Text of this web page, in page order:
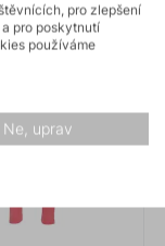
pro zlepšení
pro poskytnutí
používáme
Ne, uprav